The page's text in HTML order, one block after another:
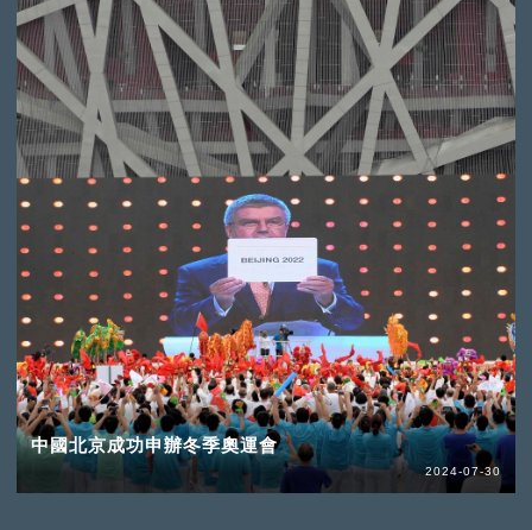
中國北京成功申辦冬季奧運會
2024-07-30